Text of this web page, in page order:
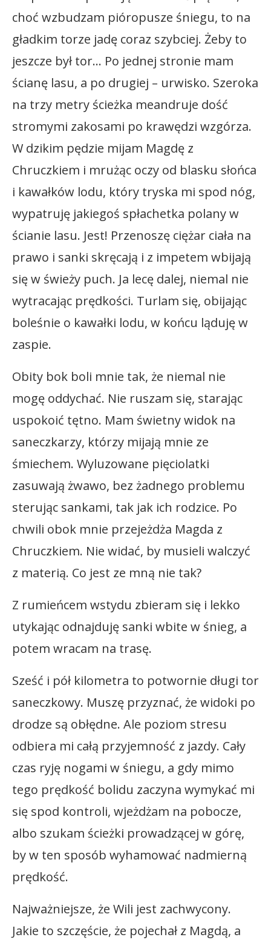
choć wzbudzam pióropusze śniegu, to na
gładkim torze jadę coraz szybciej. Żeby to
jeszcze był tor… Po jednej stronie mam
ścianę lasu, a po drugiej – urwisko. Szeroka
na trzy metry ścieżka meandruje dość
stromymi zakosami po krawędzi wzgórza.
W dzikim pędzie mijam Magdę z
Chruczkiem i mrużąc oczy od blasku słońca
i kawałków lodu, który tryska mi spod nóg,
wypatruję jakiegoś spłachetka polany w
ścianie lasu. Jest! Przenoszę ciężar ciała na
prawo i sanki skręcają i z impetem wbijają
się w świeży puch. Ja lecę dalej, niemal nie
wytracając prędkości. Turlam się, obijając
boleśnie o kawałki lodu, w końcu ląduję w
zaspie.
Obity bok boli mnie tak, że niemal nie
mogę oddychać. Nie ruszam się, starając
uspokoić tętno. Mam świetny widok na
saneczkarzy, którzy mijają mnie ze
śmiechem. Wyluzowane pięciolatki
zasuwają żwawo, bez żadnego problemu
sterując sankami, tak jak ich rodzice. Po
chwili obok mnie przejeżdża Magda z
Chruczkiem. Nie widać, by musieli walczyć
z materią. Co jest ze mną nie tak?
Z rumieńcem wstydu zbieram się i lekko
utykając odnajduję sanki wbite w śnieg, a
potem wracam na trasę.
Sześć i pół kilometra to potwornie długi tor
saneczkowy. Muszę przyznać, że widoki po
drodze są obłędne. Ale poziom stresu
odbiera mi całą przyjemność z jazdy. Cały
czas ryję nogami w śniegu, a gdy mimo
tego prędkość bolidu zaczyna wymykać mi
się spod kontroli, wjeżdżam na pobocze,
albo szukam ścieżki prowadzącej w górę,
by w ten sposób wyhamować nadmierną
prędkość.
Najważniejsze, że Wili jest zachwycony.
Jakie to szczęście, że pojechał z Magdą, a